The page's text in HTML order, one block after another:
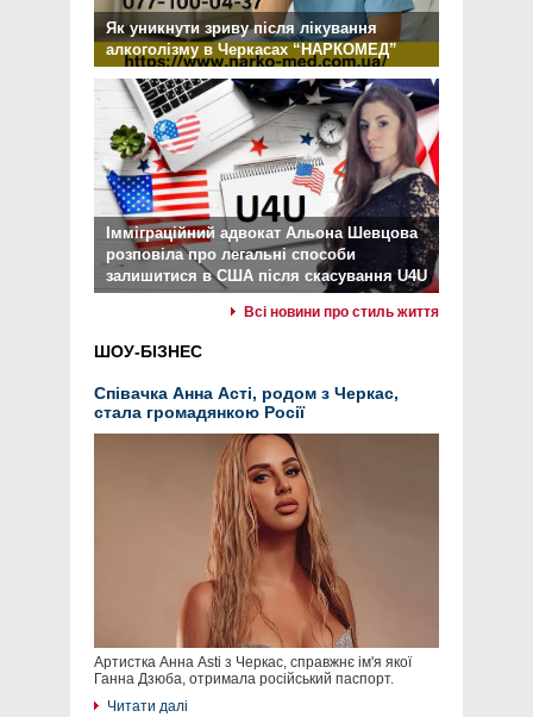
Як уникнути зриву після лікування
алкоголізму в Черкасах “НАРКОМЕД”
Імміграційний адвокат Альона Шевцова
розповіла про легальні способи
залишитися в США після скасування U4U
Всі новини про стиль життя
ШОУ-БІЗНЕС
Співачка Анна Асті, родом з Черкас,
стала громадянкою Росії
Артистка Анна Asti з Черкас, справжнє ім'я якої
Ганна Дзюба, отримала російський паспорт.
Читати далі